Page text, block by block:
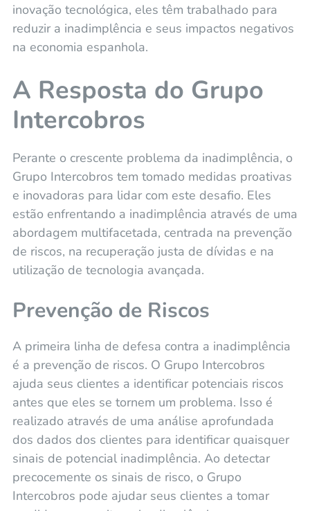
inovação tecnológica, eles têm trabalhado para
reduzir a inadimplência e seus impactos negativos
na economia espanhola.
A Resposta do Grupo
Intercobros
Perante o crescente problema da inadimplência, o
Grupo Intercobros tem tomado medidas proativas
e inovadoras para lidar com este desafio. Eles
estão enfrentando a inadimplência através de uma
abordagem multifacetada, centrada na prevenção
de riscos, na recuperação justa de dívidas e na
utilização de tecnologia avançada.
Prevenção de Riscos
A primeira linha de defesa contra a inadimplência
é a prevenção de riscos. O Grupo Intercobros
ajuda seus clientes a identificar potenciais riscos
antes que eles se tornem um problema. Isso é
realizado através de uma análise aprofundada
dos dados dos clientes para identificar quaisquer
sinais de potencial inadimplência. Ao detectar
precocemente os sinais de risco, o Grupo
Intercobros pode ajudar seus clientes a tomar